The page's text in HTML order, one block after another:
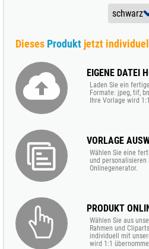
Dieses Produkt jetzt
EIGENE DATEI
Laden Sie ein
Formate: jpeg, tif,
Ihre Vorlage wird
VORLAGE
Wählen Sie eine
und personalisieren
Onlinegenerator.
PRODUKT
Wählen Sie aus
Rahmen und
individuell mit
wird 1:1